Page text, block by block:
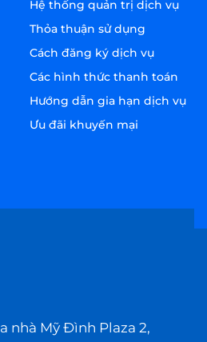
Hệ thống quản trị dịch vụ
Thỏa thuận sử dụng
Cách đăng ký dịch vụ
Các hình thức thanh toán
Hướng dẫn gia hạn dịch vụ
Ưu đãi khuyến mại
nhà Mỹ Đình Plaza 2,